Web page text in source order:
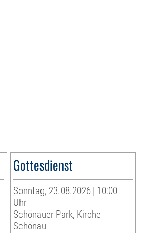
Gottesdienst
Sonntag, 23.08.2026 | 10:00
Uhr
Schönauer Park, Kirche
Schönau